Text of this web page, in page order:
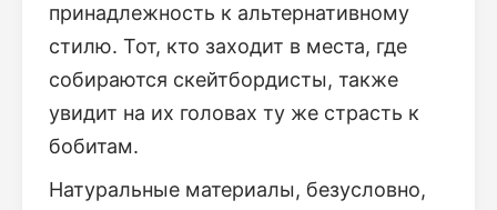
принадлежность к альтернативному
стилю. Тот, кто заходит в места, где
собираются скейтбордисты, также
увидит на их головах ту же страсть к
бобитам.
Натуральные материалы, безусловно,